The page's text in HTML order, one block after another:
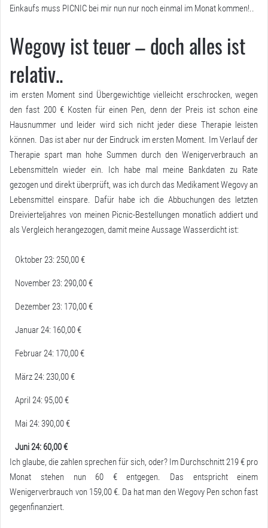
Einkaufs muss PICNIC bei mir nun nur noch einmal im Monat kommen!..
Wegovy ist teuer – doch alles ist
relativ..
im ersten Moment sind Übergewichtige vielleicht erschrocken, wegen
den fast 200 € Kosten für einen Pen, denn der Preis ist schon eine
Hausnummer und leider wird sich nicht jeder diese Therapie leisten
können. Das ist aber nur der Eindruck im ersten Moment. Im Verlauf der
Therapie spart man hohe Summen durch den Wenigerverbrauch an
Lebensmitteln wieder ein. Ich habe mal meine Bankdaten zu Rate
gezogen und direkt überprüft, was ich durch das Medikament Wegovy an
Lebensmittel einspare. Dafür habe ich die Abbuchungen des letzten
Dreivierteljahres von meinen Picnic-Bestellungen monatlich addiert und
als Vergleich herangezogen, damit meine Aussage Wasserdicht ist:
Oktober 23: 250,00 €
November 23: 290,00 €
Dezember 23: 170,00 €
Januar 24: 160,00 €
Februar 24: 170,00 €
März 24: 230,00 €
April 24: 95,00 €
Mai 24: 390,00 €
Juni 24: 60,00 €
Ich glaube, die zahlen sprechen für sich, oder? Im Durchschnitt 219 € pro
Monat stehen nun 60 € entgegen. Das entspricht einem
Wenigerverbrauch von 159,00 €. Da hat man den Wegovy Pen schon fast
gegenfinanziert.